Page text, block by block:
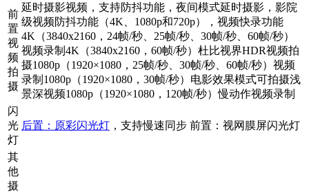
前
置
视
频
拍
摄
延时摄影视频，支持防抖功能，夜间模式延时摄影，影院
级视频防抖功能（4K、1080p和720p），视频快录功能
4K（3840x2160，24帧/秒、25帧/秒、30帧/秒、60帧/秒）
视频录制4K（3840x2160，60帧/秒）杜比视界HDR视频拍
摄1080p（1920×1080，25帧/秒、30帧/秒、60帧/秒）视频
录制1080p（1920×1080，30帧/秒）电影效果模式可拍摄浅
景深视频1080p（1920×1080，120帧/秒）慢动作视频录制
闪
光
灯
后置：原彩闪光灯 ，支持慢速同步 前置：视网膜屏闪光灯
其
他
摄